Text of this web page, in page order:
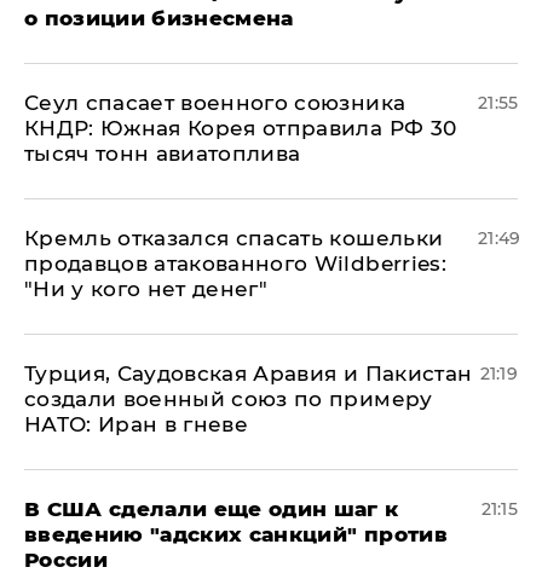
о позиции бизнесмена
​Сеул спасает военного союзника
КНДР: Южная Корея отправила РФ 30
тысяч тонн авиатоплива
21:55
Кремль отказался спасать кошельки
продавцов атакованного Wildberries:
"Ни у кого нет денег"
21:49
Турция, Саудовская Аравия и Пакистан
создали военный союз по примеру
НАТО: Иран в гневе
21:19
В США сделали еще один шаг к
введению "адских санкций" против
России
21:15